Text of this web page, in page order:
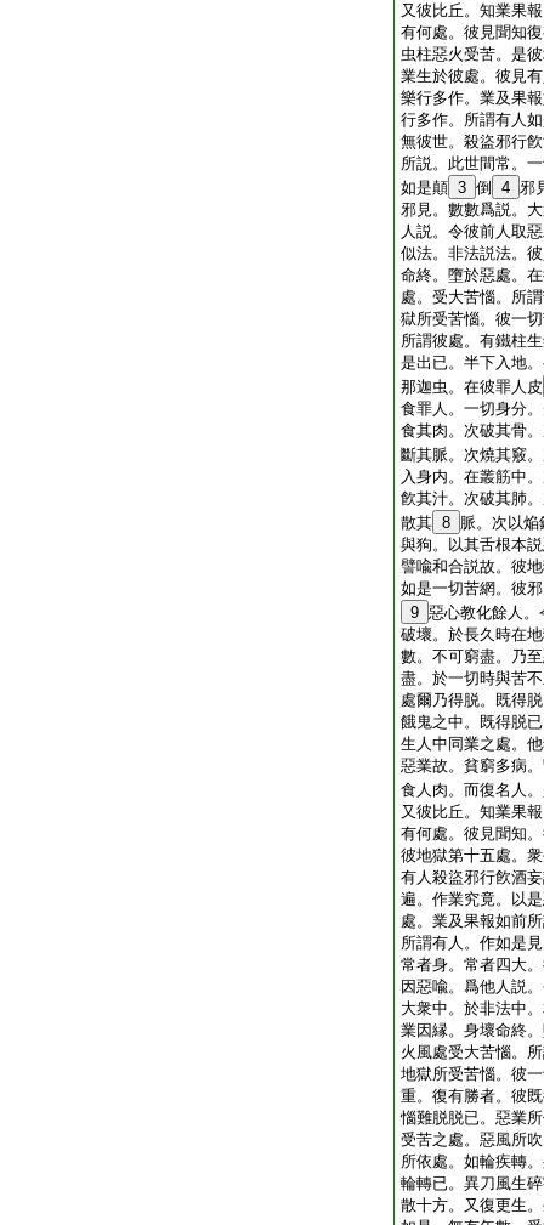
又彼比丘。知業果
有何處。彼見聞知
虫柱惡火受苦。是
業生於彼處。彼見
樂行多作。業及果
行多作。所謂有人
無彼世。殺盜邪行
所説。此世間常。
如是顛 3 倒 4 邪
邪見。數數爲説。
人説。令彼前人取
似法。非法説法。
命終。墮於惡處。
處。受大苦惱。所
獄所受苦惱。彼一
所謂彼處。有鐵柱
是出已。半下入地
那迦虫。在彼罪人皮
食罪人。一切身分
食其肉。次破其骨
斷其脈。次燒其竅
入身内。在叢筋中
飮其汁。次破其肺
散其 8 脈。次以
與狗。以其舌根本
譬喩和合説故。彼
如是一切苦網。彼
9 惡心教化餘人
破壞。於長久時在
數。不可窮盡。乃
盡。於一切時與苦
處爾乃得脱。既得
餓鬼之中。既得脱
生人中同業之處。
惡業故。貧窮多病
食人肉。而復名人
又彼比丘。知業果
有何處。彼見聞知
彼地獄第十五處。
有人殺盜邪行飮酒
遍。作業究竟。以
處。業及果報如前
所謂有人。作如是
常者身。常者四大
因惡喩。爲他人説
大衆中。於非法中
業因縁。身壞命終
火風處受大苦惱。
地獄所受苦惱。彼
重。復有勝者。彼
惱難脱脱已。惡業
受苦之處。惡風所
所依處。如輪疾轉
輪轉已。異刀風生
散十方。又復更生